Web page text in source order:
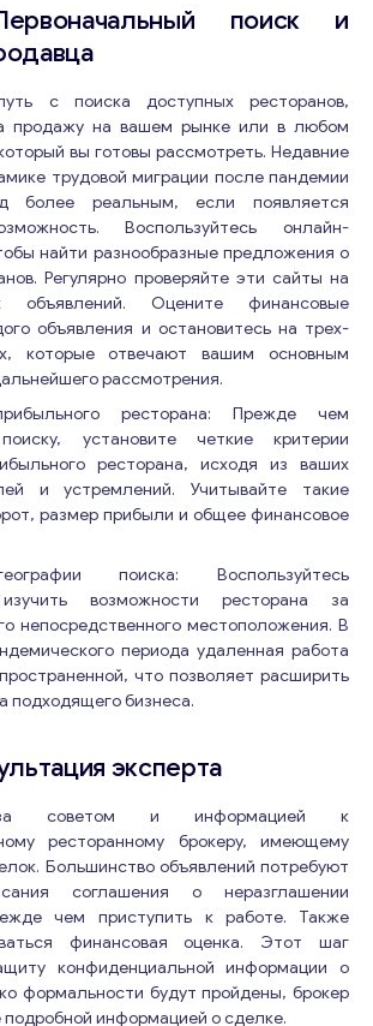
поиск и
с поиска доступных ресторанов,
продажу на вашем рынке или в любом
вы готовы рассмотреть. Недавние
трудовой миграции после пандемии
более реальным, если появляется
Воспользуйтесь онлайн-
найти разнообразные предложения о
Регулярно проверяйте эти сайты на
объявлений. Оцените финансовые
объявления и остановитесь на трех-
которые отвечают вашим основным
рассмотрения.
ресторана: Прежде чем
установите четкие критерии
ресторана, исходя из ваших
и устремлений. Учитывайте такие
размер прибыли и общее финансовое
поиска: Воспользуйтесь
возможности ресторана за
непосредственного местоположения. В
периода удаленная работа
что позволяет расширить
подходящего бизнеса.
эксперта
за советом и информацией к
ресторанному брокеру, имеющему
Большинство объявлений потребуют
соглашения о неразглашении
чем приступить к работе. Также
финансовая оценка. Этот шаг
конфиденциальной информации о
формальности будут пройдены, брокер
информацией о сделке.